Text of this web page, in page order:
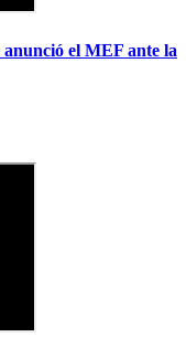
el MEF ante la